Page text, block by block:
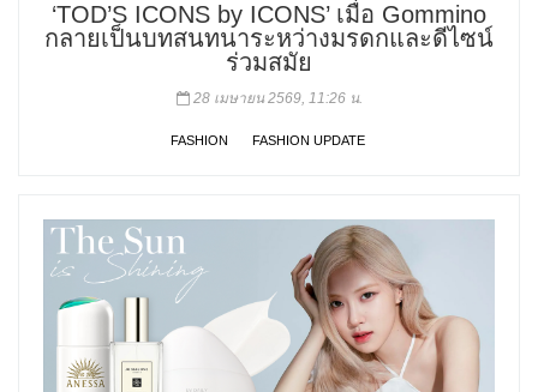
‘TOD’S ICONS by ICONS’ เมื่อ Gommino
กลายเป็นบทสนทนาระหว่างมรดกและดีไซน์
ร่วมสมัย
28 เมษายน 2569, 11:26 น.
FASHION FASHION UPDATE